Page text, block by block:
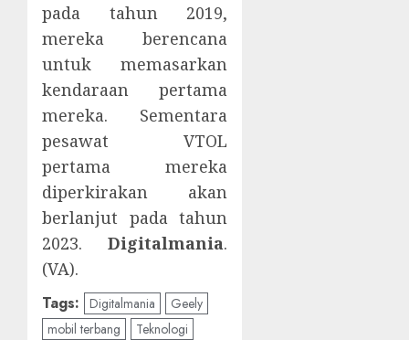
pada tahun 2019,
mereka berencana
untuk memasarkan
kendaraan pertama
mereka. Sementara
pesawat VTOL
pertama mereka
diperkirakan akan
berlanjut pada tahun
2023.Digitalmania.
(VA).
Tags: Digitalmania
Geely
mobil terbang
Teknologi